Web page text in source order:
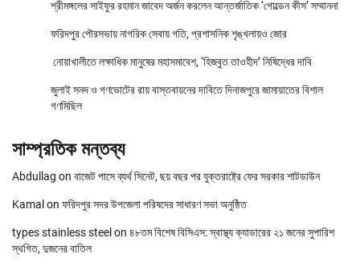
শ্রীমঙ্গলের সাইফুর রহমান জাবেদ অর্জন করলেন আন্তর্জাতিক ‘গোল্ডেন কীস’ সম্মাননা
ফরিদপুর পৌরসভায় নাগরিক সেবায় গতি, প্রশাসনিক শৃঙ্খলায়ও জোর
নোয়াখালীতে লক্ষাধিক মানুষের মহাসমাবেশ, ‘হিজবুত তাওহীদ’ নিষিদ্ধের দাবি
জুলাই সনদ ও গণভোটের রায় বাস্তবায়নের দাবিতে দিনাজপুরে জামায়াতের বিশাল
গণমিছিল
সাম্প্রতিক মন্তব্য
Abdullag on বাজেট পাসে ব্যর্থ সিনেট, ছয় বছর পর যুক্তরাষ্ট্রে ফের সরকার শাটডাউন
Kamal on ফরিদপুর সদর উপজেলা পরিষদের সাধারণ সভা অনুষ্ঠিত
types stainless steel on ৪৮তম বিশেষ বিসিএস: স্বাস্থ্য ক্যাডারের ২১ জনের সুপারিশ
স্থগিত, দুজনের বাতিল